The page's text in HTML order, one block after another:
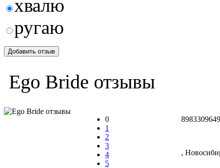
хвалю
ругаю
Ego Bride отзывы
0
1
2
3
4
5
,